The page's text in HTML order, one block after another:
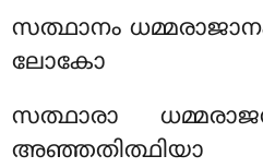
സത്ഥാനം
ലോകോ
സത്ഥാരാ
അഞ്ഞതിത്ഥിയാ